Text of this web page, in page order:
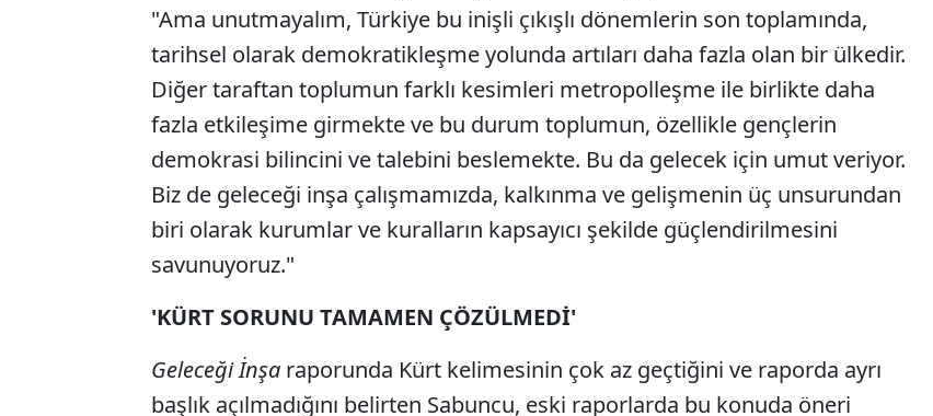
"Ama unutmayalım, Türkiye bu inişli çıkışlı dönemlerin son toplamında,
tarihsel olarak demokratikleşme yolunda artıları daha fazla olan bir ülkedir.
Diğer taraftan toplumun farklı kesimleri metropolleşme ile birlikte daha
fazla etkileşime girmekte ve bu durum toplumun, özellikle gençlerin
demokrasi bilincini ve talebini beslemekte. Bu da gelecek için umut veriyor.
Biz de geleceği inşa çalışmamızda, kalkınma ve gelişmenin üç unsurundan
biri olarak kurumlar ve kuralların kapsayıcı şekilde güçlendirilmesini
savunuyoruz."
'KÜRT SORUNU TAMAMEN ÇÖZÜLMEDİ'
Geleceği İnşa raporunda Kürt kelimesinin çok az geçtiğini ve raporda ayrı
başlık açılmadığını belirten Sabuncu, eski raporlarda bu konuda öneri